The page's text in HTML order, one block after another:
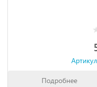
Подробнее